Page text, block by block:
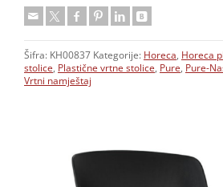
Šifra: KH00837 Kategorije: Horeca, Horeca
stolice, Plastične vrtne stolice, Pure, Pure-
Vrtni namještaj